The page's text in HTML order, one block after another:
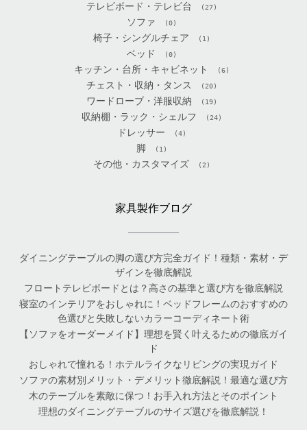
テレビボード・テレビ台 (27)
ソファ (0)
椅子・シングルチェア (1)
ベッド (0)
キッチン・台所・キャビネット (6)
チェスト・収納・タンス (20)
ワードローブ・洋服収納 (19)
収納棚・ラック・シェルフ (24)
ドレッサー (4)
脚 (1)
その他・カスタマイズ (2)
家具製作ブログ
ダイニングテーブルの脚の選び方完全ガイド！種類・素材・デ
ザインを徹底解説
フロートテレビボードとは？高さの基準と選び方を徹底解説
寝室のインテリアをおしゃれに！ベッドフレームのおすすめの
色選びと失敗しないカラーコーディネート術
【ソファをオーダーメイド】理想を賢く叶えるための徹底ガイ
ド
おしゃれで憧れる！ホテルライクなリビングの実現ガイド
ソファの素材別メリット・デメリット徹底解説！最適な選び方
木のテーブルを素敵に保つ！お手入れ方法とそのポイント
理想のダイニングテーブルのサイズ選びを徹底解説！